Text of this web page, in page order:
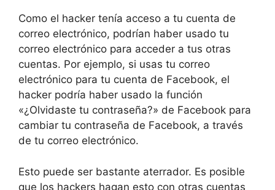
Como el hacker tenía acceso a tu cuenta de
correo electrónico, podrían haber usado tu
correo electrónico para acceder a tus otras
cuentas. Por ejemplo, si usas tu correo
electrónico para tu cuenta de Facebook, el
hacker podría haber usado la función
«¿Olvidaste tu contraseña?» de Facebook para
cambiar tu contraseña de Facebook, a través
de tu correo electrónico.
Esto puede ser bastante aterrador. Es posible
que los hackers hagan esto con otras cuentas